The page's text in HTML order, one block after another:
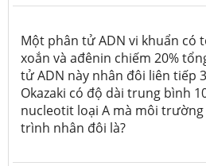
Một phân tử ADN vi khuẩn có
xoắn và ađênin chiếm 20%
tử ADN này nhân đôi liên tiếp
Okazaki có độ dài trung bình
nucleotit loại A mà môi
trình nhân đôi là?